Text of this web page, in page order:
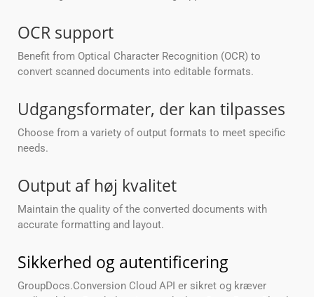
OCR support
Benefit from Optical Character Recognition (OCR) to
convert scanned documents into editable formats.
Udgangsformater, der kan tilpasses
Choose from a variety of output formats to meet specific
needs.
Output af høj kvalitet
Maintain the quality of the converted documents with
accurate formatting and layout.
Sikkerhed og autentificering
GroupDocs.Conversion Cloud API er sikret og kræver